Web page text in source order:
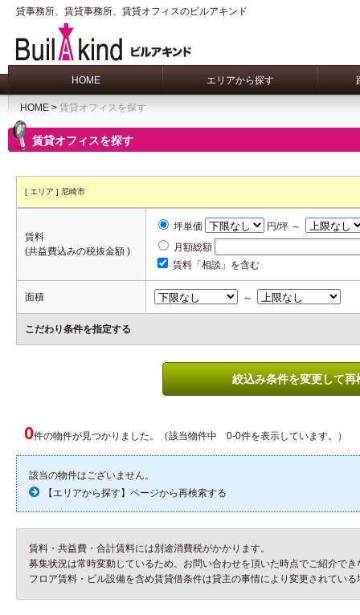
貸事務所、賃貸事務所、賃貸オフィスのビルアキンド
HOME エリアから探す
HOME > 賃貸オフィスを探す
賃貸オフィスを探す
[ エリア ] 尼崎市
賃料
(共益費込みの税抜金額 )
坪単価
円/坪 ～
月額総額
賃料「相談」を含む
面積 ～
こだわり条件を指定する
絞込み条件を変更して再
0件の物件が見つかりました。（該当物件中 0-0件を表示しています。）
該当の物件はございません。
【エリアから探す】ページから再検索する
賃料・共益費・合計賃料には別途消費税がかかります。
募集状況は常時変動しているため、お問い合わせを頂いた時点でご紹介で
フロア賃料・ビル設備を含め賃貸借条件は貸主の事情により変更されてい